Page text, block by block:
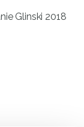
Glinski 2018